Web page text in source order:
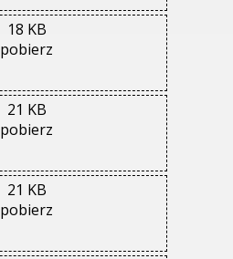
18 KB
pobierz
21 KB
pobierz
21 KB
pobierz